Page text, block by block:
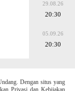
29.08.26
20:30
05.09.26
20:30
Dengan situs yang
Privasi dan Kebijakan